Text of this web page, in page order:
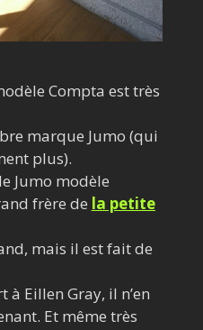
Compta est très
marque Jumo (qui
plus).
Jumo modèle
frère de la petite
mais il est fait de
Eillen Gray, il n’en
Et même très